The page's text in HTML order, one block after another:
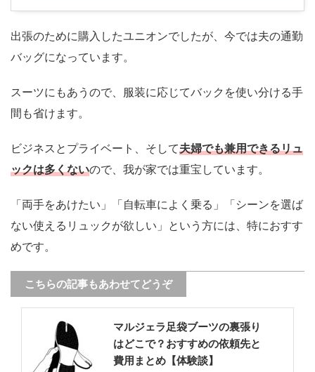
出張のために購入したユニオンでしたが、今では夫の通勤
バッグになっています。
スーツにもあうので、服装に応じてバックを使い分ける手
間も省けます。
ビジネスとプライベート、そして夫婦でも兼用できるリュ
ックは多くないので、我が家では重宝しています。
「両手をあけたい」「自転車によく乗る」「シーンを選ば
ない使えるリュックが欲しい」という方には、特におすす
めです。
こちらの記事もあわせてどうぞ
マルジェラ足袋ブーツの裏張り
はどこで？おすすめの依頼先と
費用まとめ【体験談】